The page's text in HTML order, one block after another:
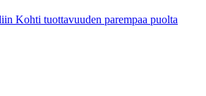
Kohti tuottavuuden parempaa puolta